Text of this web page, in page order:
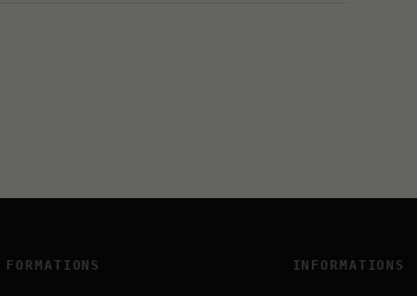
FORMATIONS INFORMATIONS